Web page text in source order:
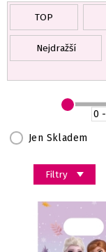
TOP
Nejdražší
Filtry
Jen Skladem